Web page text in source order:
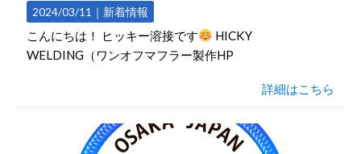
2024/03/11｜ 新着情報
こんにちは！ ヒッキー溶接です
HICKY
WELDING（ワンオフマフラー製作HP
詳細はこちら